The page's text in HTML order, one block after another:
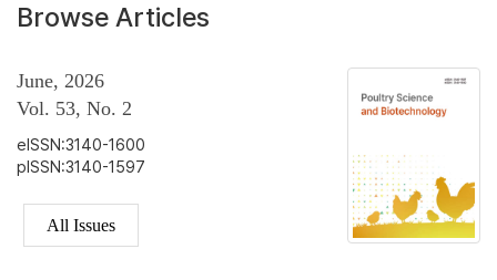
Browse Articles
June, 2026
Vol. 53, No. 2
eISSN:3140-1600
pISSN:3140-1597
All Issues